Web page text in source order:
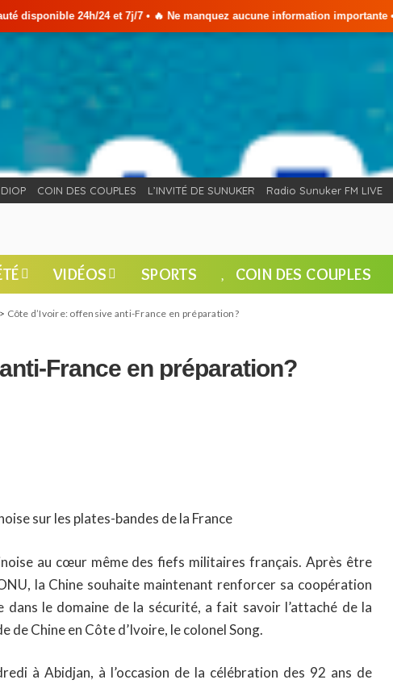
et 7j/7 • 🔥 Ne manquez aucune information importante •
COIN DES COUPLES L’INVITÉ DE SUNUKER Radio Sunuker FM LIVE
VIDÉOS SPORTS COIN DES COUPLES
> Côte d’Ivoire: offensive anti-France en préparation?
France en préparation?
sur les plates-bandes de la France
au cœur même des fiefs militaires français. Après être
la Chine souhaite maintenant renforcer sa coopération
dans le domaine de la sécurité, a fait savoir l’attaché de la
de Chine en Côte d’Ivoire, le colonel Song.
à Abidjan, à l’occasion de la célébration des 92 ans de